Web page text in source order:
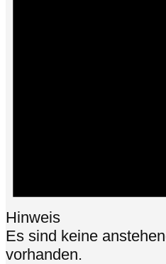
Hinweis
Es sind keine
vorhanden.